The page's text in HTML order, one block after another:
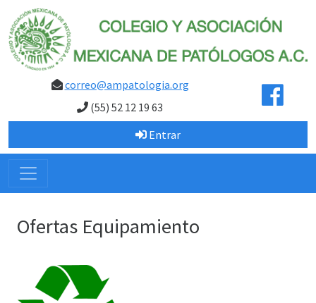
correo@ampatologia.org
(55) 52 12 19 63
Entrar
Ofertas Equipamiento